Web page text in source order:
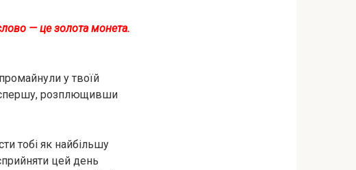
— це золота монета.
у твоїй
спершу, розплющивши
тобі як найбільшу
цей день